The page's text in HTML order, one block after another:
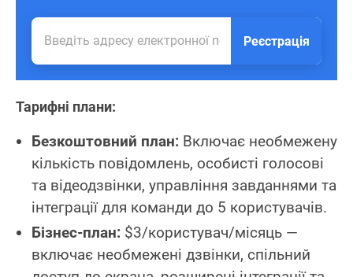
Реєстрація
Тарифні плани:
Безкоштовний план: Включає необмежену
кількість повідомлень, особисті голосові
та відеодзвінки, управління завданнями та
інтеграції для команди до 5 користувачів.
Бізнес-план: $3/користувач/місяць —
включає необмежені дзвінки, спільний